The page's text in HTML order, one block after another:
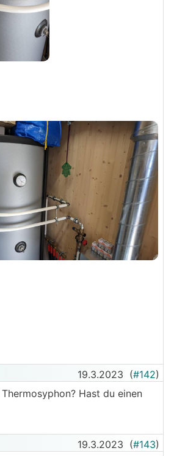
19.3.2023 (#142)
Hast du einen
19.3.2023 (#143)